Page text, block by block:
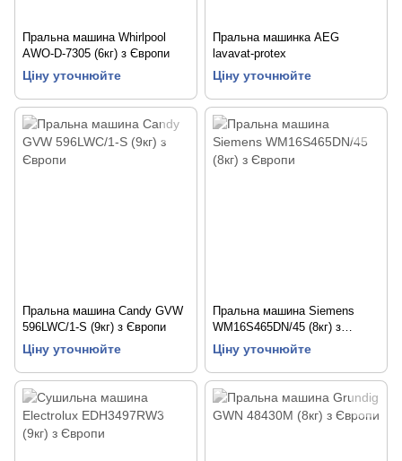
Пральна машина Whirlpool
AWO-D-7305 (6кг) з Європи
Ціну уточнюйте
Пральна машинка AEG
lavavat-protex
Ціну уточнюйте
Пральна машина Candy GVW
596LWC/1-S (9кг) з Європи
Ціну уточнюйте
Пральна машина Siemens
WM16S465DN/45 (8кг) з
Європи
Ціну уточнюйте